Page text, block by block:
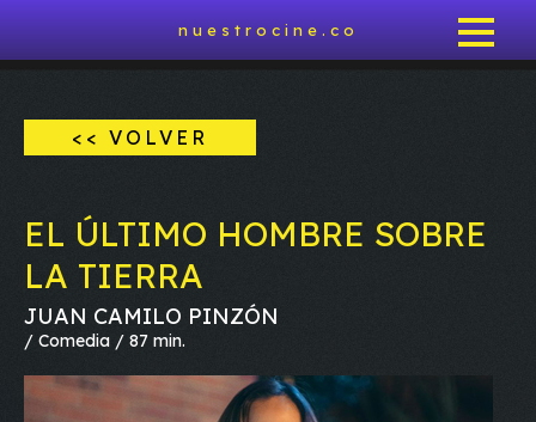
nuestrocine.co
<< VOLVER
EL ÚLTIMO HOMBRE SOBRE
LA TIERRA
JUAN CAMILO PINZÓN
/ Comedia / 87 min.